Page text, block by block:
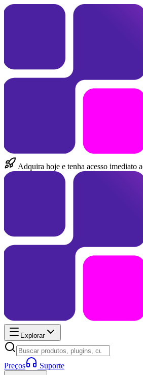
Adquira hoje e tenha acesso imediato
Explorar
Preços Suporte